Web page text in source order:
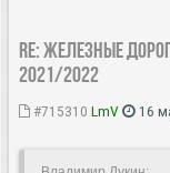
Re: Железные
2021/2022
#715310 LmV 16